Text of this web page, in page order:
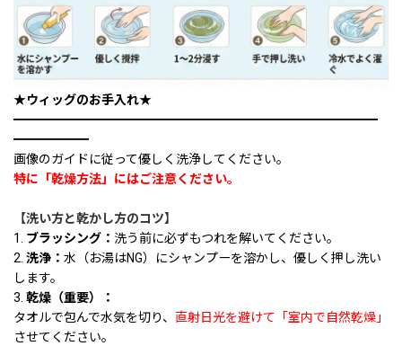
★ウィッグのお手入れ★
━━━━━━━━━━━━━━━━━━━━━━━━━━━━━
━━━━━━
画像のガイドに従って優しく洗浄してください。
特に「乾燥方法」にはご注意ください。
【洗い方と乾かし方のコツ】
1. ブラッシング： 洗う前に必ずもつれを解いてください。
2. 洗浄： 水（お湯はNG）にシャンプーを溶かし、優しく押し洗い
します。
3. 乾燥（重要）：
タオルで包んで水気を切り、 直射日光を避けて「室内で自然乾燥」
させてください。